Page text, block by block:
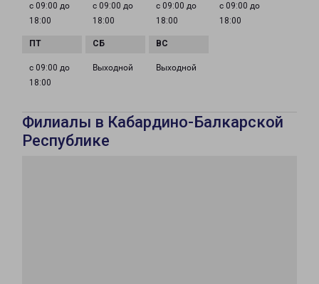
с 09:00 до
18:00
с 09:00 до
18:00
с 09:00 до
18:00
с 09:00 до
18:00
с 09:00 до
18:00
Выходной Выходной
Филиалы в Кабардино-Балкарской
Республике